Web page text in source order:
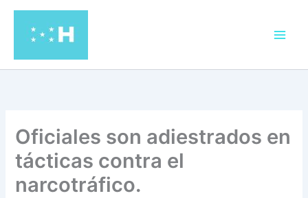
contenido
Oficiales son adiestrados en
tácticas contra el
narcotráfico.